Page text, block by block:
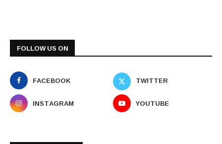
FOLLOW US ON
FACEBOOK
TWITTER
INSTAGRAM
YOUTUBE